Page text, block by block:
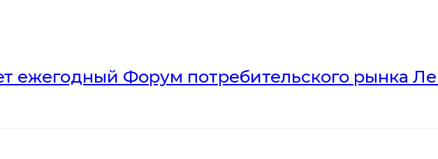
ежегодный Форум потребительского рынка